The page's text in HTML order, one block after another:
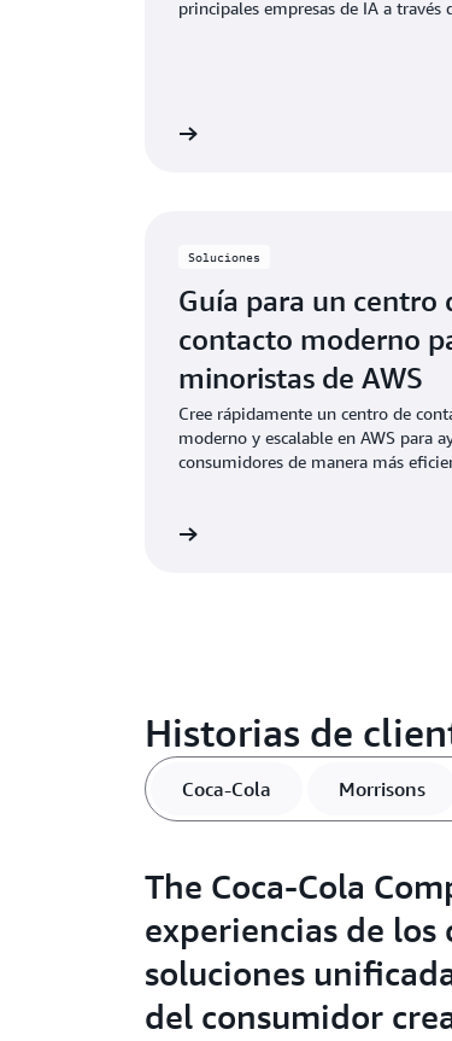
principales empresas de IA a través
Soluciones
Guía para un centro
contacto moderno
minoristas de AWS
Cree rápidamente un centro de
moderno y escalable en AWS para
consumidores de manera más
Historias de
Coca-Cola Morrisons
The Coca-Cola
experiencias de los
soluciones
del consumidor